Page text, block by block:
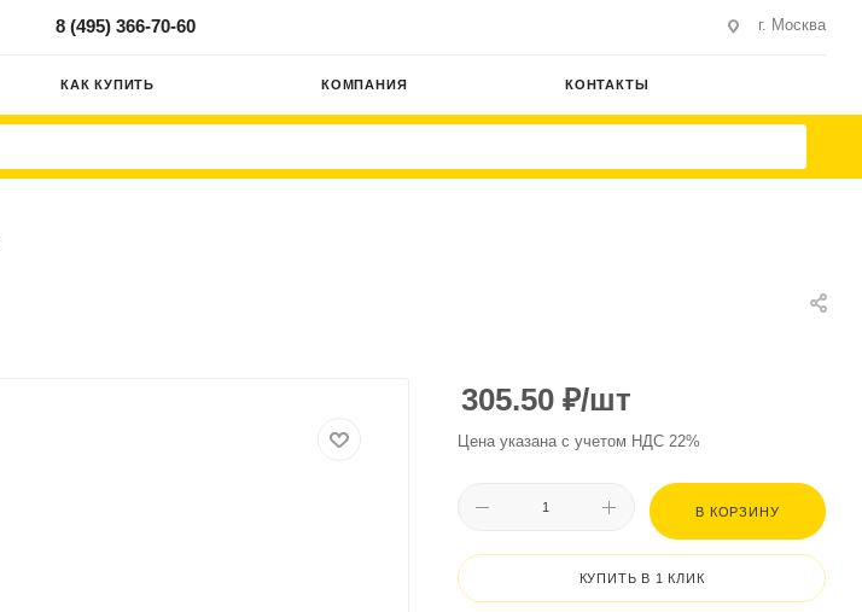
8 (495) 366-70-60 г. Москва
КАК КУПИТЬ КОМПАНИЯ КОНТАКТЫ
305.50 ₽/шт
Цена указана с учетом НДС 22%
В КОРЗИНУ
КУПИТЬ В 1 КЛИК